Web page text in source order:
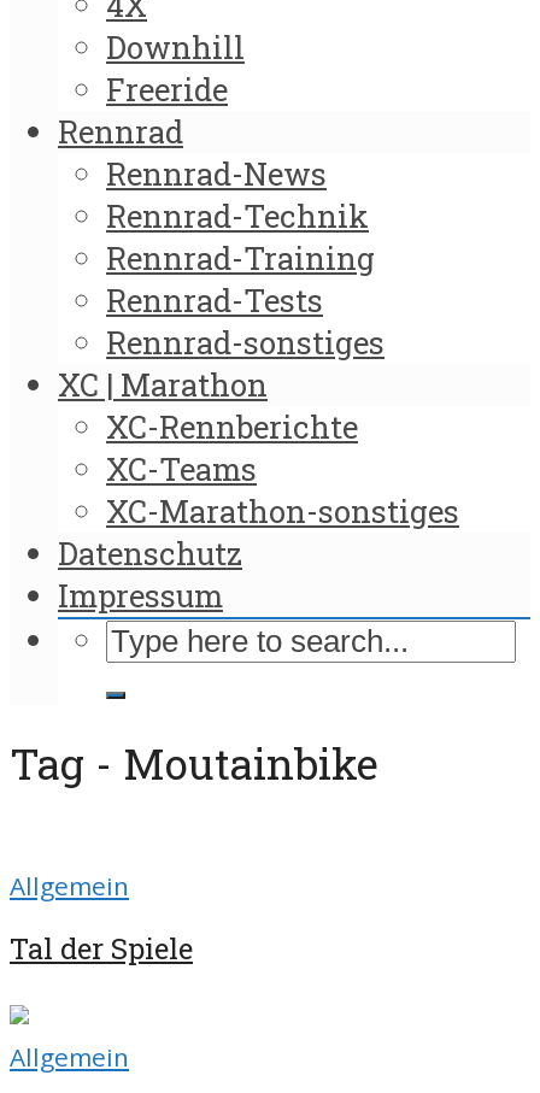
Downhill
Freeride
Rennrad
Rennrad-News
Rennrad-Technik
Rennrad-Training
Rennrad-Tests
Rennrad-sonstiges
XC | Marathon
XC-Rennberichte
XC-Teams
XC-Marathon-sonstiges
Datenschutz
Impressum
Tag - Moutainbike
Allgemein
Tal der Spiele
Allgemein